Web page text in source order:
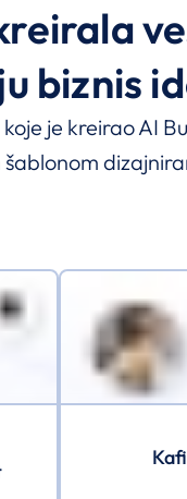
biznis
je kreirao AI